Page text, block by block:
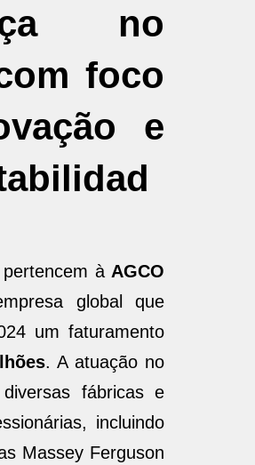
no
foco
e
à AGCO
global que
um faturamento
. A atuação no
fábricas e
incluindo
Massey Ferguson